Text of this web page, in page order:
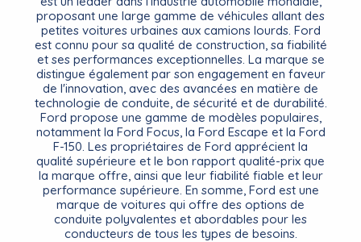
proposant une large gamme de véhicules allant des
petites voitures urbaines aux camions lourds. Ford
est connu pour sa qualité de construction, sa fiabilité
et ses performances exceptionnelles. La marque se
distingue également par son engagement en faveur
de l'innovation, avec des avancées en matière de
technologie de conduite, de sécurité et de durabilité.
Ford propose une gamme de modèles populaires,
notamment la Ford Focus, la Ford Escape et la Ford
F-150. Les propriétaires de Ford apprécient la
qualité supérieure et le bon rapport qualité-prix que
la marque offre, ainsi que leur fiabilité fiable et leur
performance supérieure. En somme, Ford est une
marque de voitures qui offre des options de
conduite polyvalentes et abordables pour les
conducteurs de tous les types de besoins.